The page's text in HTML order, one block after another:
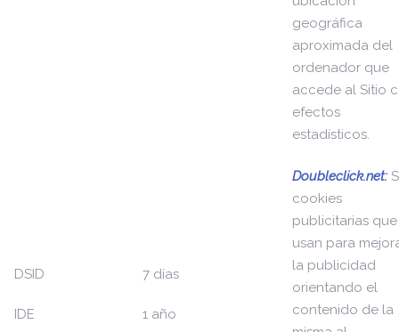
geográfica
aproximada del
ordenador que
accede al Sitio
efectos
estadísticos.
DSID
IDE
7 días
1 año
Doubleclick.net:
cookies
publicitarias que
usan para
la publicidad
orientando el
contenido de la